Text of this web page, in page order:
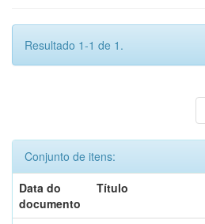
Resultado 1-1 de 1.
Conjunto de itens:
Data do
documento
Título